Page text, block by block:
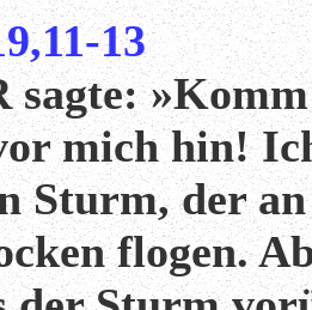
13
sagte:
mich hin!
Sturm, der
flogen.